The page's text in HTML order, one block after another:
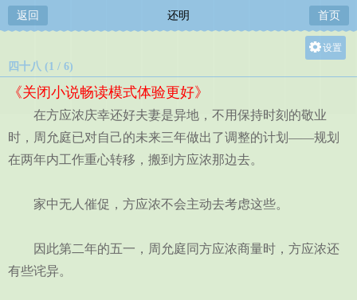
返回 还明 首页
设置
中
小
四十八 (1 / 6)
《关闭小说畅读模式体验更好》
在方应浓庆幸还好夫妻是异地，不用保持时刻的敬业
时，周允庭已对自己的未来三年做出了调整的计划——规划
在两年内工作重心转移，搬到方应浓那边去。
家中无人催促，方应浓不会主动去考虑这些。
因此第二年的五一，周允庭同方应浓商量时，方应浓还
有些诧异。